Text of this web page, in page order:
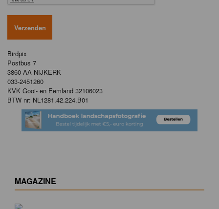
Birdpix
Postbus 7
3860 AA NIJKERK
033-2451260
KVK Gooi- en Eemland 32106023
BTW nr: NL1281.42.224.B01
MAGAZINE